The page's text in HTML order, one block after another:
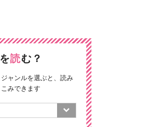
読む？
ャンルを選ぶと、読み
みできます